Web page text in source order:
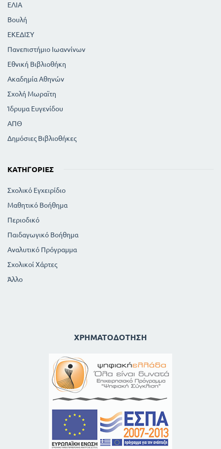
ΕΛΙΑ
Βουλή
ΕΚΕΔΙΣΥ
Πανεπιστήμιο Ιωαννίνων
Εθνική Βιβλιοθήκη
Ακαδημία Αθηνών
Σχολή Μωραϊτη
Ίδρυμα Ευγενίδου
ΑΠΘ
Δημόσιες Βιβλιοθήκες
ΚΑΤΗΓΟΡΊΕΣ
Σχολικό Εγχειρίδιο
Μαθητικό Βοήθημα
Περιοδικό
Παιδαγωγικό Βοήθημα
Αναλυτικό Πρόγραμμα
Σχολικοί Χάρτες
Άλλο
ΧΡΗΜΑΤΟΔΌΤΗΣΗ